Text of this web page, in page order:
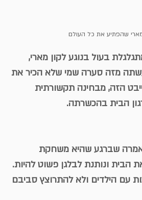
מארי שהפתיע את כל העולם
בעול בנוגע לקון מארי,
מזה סערה שמי שלא הכיר את
הזה, מבחינה תקשורתית
הבית בהכשרתה.
שברגע שהיא משחקת
ונותנת לבלגן פשוט להיות.
עם הילדים ולא להתרוצץ סביבם